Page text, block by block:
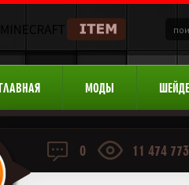
ГЛАВНАЯ МОДЫ
0 11 474 773